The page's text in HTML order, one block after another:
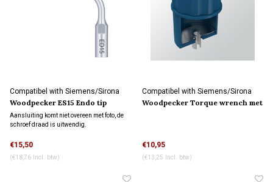
Compatibel with Siemens/Sirona
connection
Woodpecker ES15 Endo tip
waterkoeling
Aansluiting komt niet overeen met foto, de
schroef draad is uitwendig.
€15,50
(€18,76 Incl. btw)
Compatibel with Siemens/Sirona
connection
Woodpecker Torque wrench met
€10,95
(€13,25 Incl. btw)